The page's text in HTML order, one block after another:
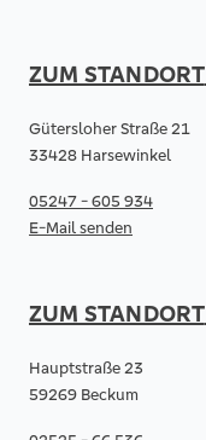
ZUM STANDORT
Gütersloher Straße 21
33428 Harsewinkel
05247 - 605 934
E-Mail senden
ZUM STANDORT
Hauptstraße 23
59269 Beckum